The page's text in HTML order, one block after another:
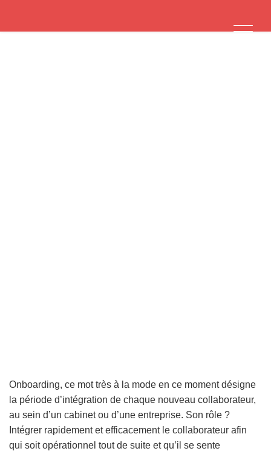
Onboarding, ce mot très à la mode en ce moment désigne
la période d’intégration de chaque nouveau collaborateur,
au sein d’un cabinet ou d’une entreprise. Son rôle ?
Intégrer rapidement et efficacement le collaborateur afin
qui soit opérationnel tout de suite et qu’il se sente